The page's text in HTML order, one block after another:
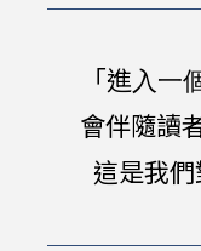
「進入一
會伴隨讀
這是我們